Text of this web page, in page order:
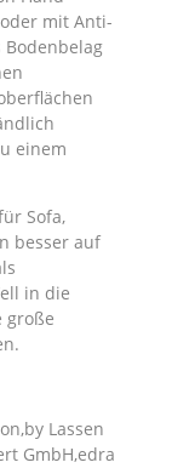
mit Anti-
Bodenbelag
einem
Sofa,
besser auf
in die
große
Lassen
GmbH,edra